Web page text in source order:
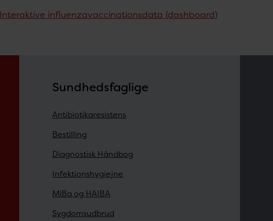
Interaktive influenzavaccinationsdata (dashboard)
Sundhedsfaglige
Antibiotikaresistens
Bestilling
Diagnostisk Håndbog
Infektionshygiejne
MiBa og HAIBA
Sygdomsudbrud